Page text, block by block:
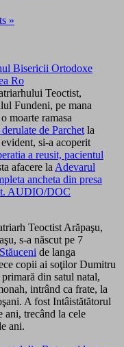
»
Teoctist,
Fundeni, pe mana
moarte ramasa
de Parchet la
si-a acoperit
a reusit, pacientul
afacere la Adevarul
ancheta din presa
AUDIO/DOC
Teoctist Arăpaşu,
s-a născut pe 7
de langa
copii ai soţilor Dumitru
din satul natal,
intrând ca frate, la
A fost Intâistătătorul
trecând la cele
ani.